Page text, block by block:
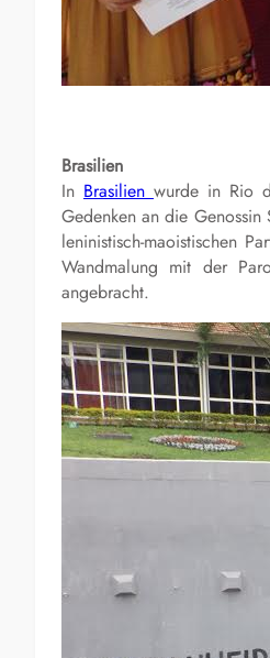
Brasilien
In Brasilien wurde in Rio
Gedenken an die
leninistisch-maoistischen
Wandmalung mit der
angebracht.